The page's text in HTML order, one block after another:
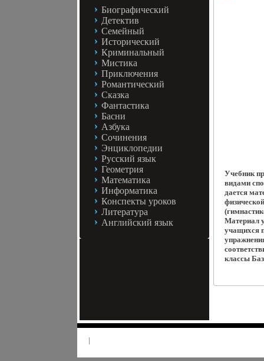
Биографический
Детектив
Семейный
Исторический
Криминальный
Мистика
Приключения
Романтический
Сказка
Фантастика
Басни
Азбука
Сочинения
Энциклопедии
Русский язык
Геометрия
Математика
Информатика
Конспекты уроков
Литература
Английский язык
Учебник
видами
дается
Материал
учащихся
классы
|